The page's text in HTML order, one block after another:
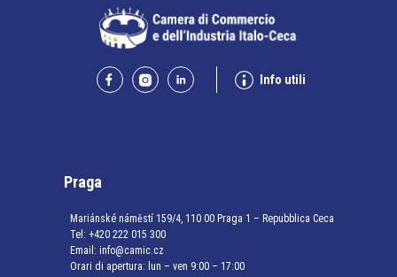
Info utili
Praga
Mariánské náměstí 159/4, 110 00 Praga 1 – Repubblica Ceca
Tel: +420 222 015 300
Email: info@camic.cz
Orari di apertura: lun – ven 9:00 – 17:00